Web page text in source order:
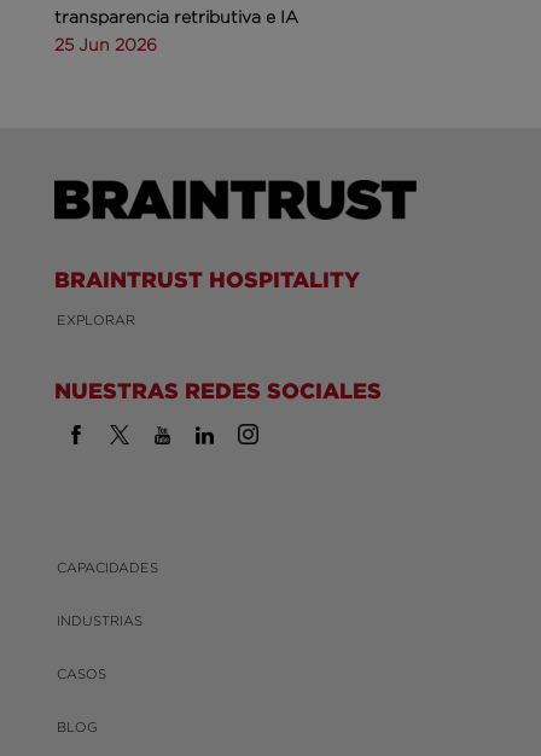
transparencia retributiva e IA
25 Jun 2026
BRAINTRUST HOSPITALITY
EXPLORAR
NUESTRAS REDES SOCIALES
CAPACIDADES
INDUSTRIAS
CASOS
BLOG